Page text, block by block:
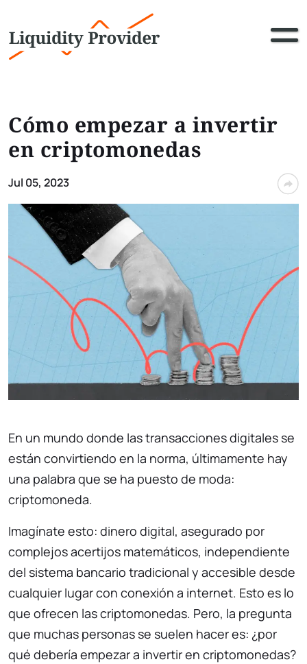
Cómo empezar a invertir
en criptomonedas
Jul 05, 2023
En un mundo donde las transacciones digitales se
están convirtiendo en la norma, últimamente hay
una palabra que se ha puesto de moda:
criptomoneda.
Imagínate esto: dinero digital, asegurado por
complejos acertijos matemáticos, independiente
del sistema bancario tradicional y accesible desde
cualquier lugar con conexión a internet. Esto es lo
que ofrecen las criptomonedas. Pero, la pregunta
que muchas personas se suelen hacer es: ¿por
qué debería empezar a invertir en criptomonedas?